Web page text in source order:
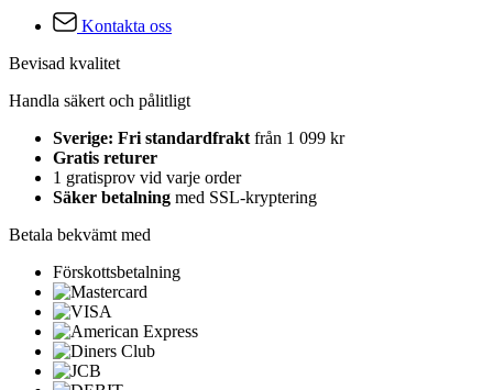
Kontakta oss
Bevisad kvalitet
Handla säkert och pålitligt
Sverige: Fri standardfrakt från 1 099 kr
Gratis returer
1 gratisprov vid varje order
Säker betalning med SSL-kryptering
Betala bekvämt med
Förskottsbetalning